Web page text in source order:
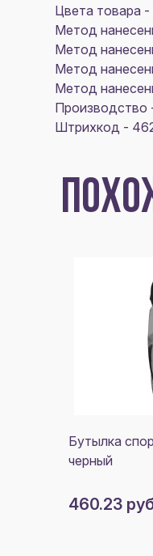
Цвета товара -
Метод
Метод
Метод
Метод
Производство
Штрихкод -
Бутылка
черный
460.23